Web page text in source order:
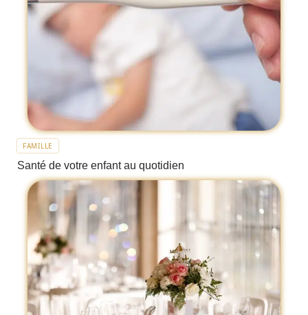
FAMILLE
Santé de votre enfant au quotidien